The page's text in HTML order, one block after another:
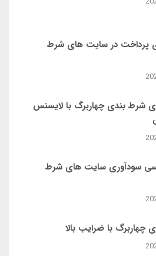
پرداخت در سایت‌ های شرط
شرط بندی چهاربرگ با لایسنس
سودآوری سایت‌ های شرط
با ضرایب بالا